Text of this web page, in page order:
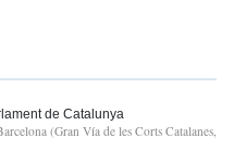
de Catalunya
(Gran Vía de les Corts Catalanes,